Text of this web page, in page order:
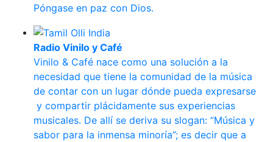
Póngase en paz con Dios.
Radio Vinilo y Café
Vinilo & Café nace como una solución a la
necesidad que tiene la comunidad de la música
de contar con un lugar dónde pueda expresarse
y compartir plácidamente sus experiencias
musicales. De allí se deriva su slogan: “Música y
sabor para la inmensa minoría”; es decir que a